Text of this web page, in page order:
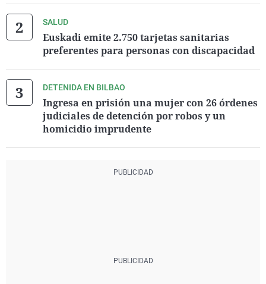
SALUD
Euskadi emite 2.750 tarjetas sanitarias
preferentes para personas con discapacidad
DETENIDA EN BILBAO
Ingresa en prisión una mujer con 26 órdenes
judiciales de detención por robos y un
homicidio imprudente